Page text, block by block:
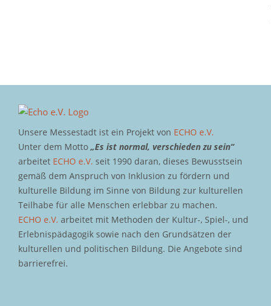
Unsere Messestadt ist ein Projekt von ECHO e.V.
Unter dem Motto „Es ist normal, verschieden zu sein“
arbeitet ECHO e.V. seit 1990 daran, dieses Bewusstsein
gemäß dem Anspruch von Inklusion zu fördern und
kulturelle Bildung im Sinne von Bildung zur kulturellen
Teilhabe für alle Menschen erlebbar zu machen.
ECHO e.V. arbeitet mit Methoden der Kultur-, Spiel-, und
Erlebnispädagogik sowie nach den Grundsätzen der
kulturellen und politischen Bildung. Die Angebote sind
barrierefrei.